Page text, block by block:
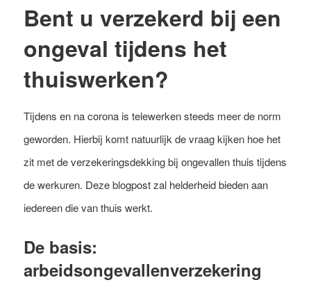
Bent u verzekerd bij een
ongeval tijdens het
thuiswerken?
Tijdens en na corona is telewerken steeds meer de norm
geworden. Hierbij komt natuurlijk de vraag kijken hoe het
zit met de verzekeringsdekking bij ongevallen thuis tijdens
de werkuren. Deze blogpost zal helderheid bieden aan
iedereen die van thuis werkt.
De basis:
arbeidsongevallenverzekering